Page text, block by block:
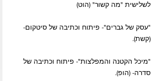
לשלישית "מה קשור" (הוט)
"עסק של גברים"- פיתוח וכתיבה של סיטקום-
(קשת).
"מיכל הקטנה והמפלצות"- פיתוח וכתיבה של
סדרה- (הופ).